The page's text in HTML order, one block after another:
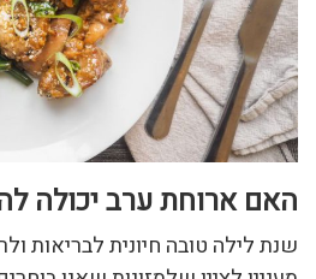
האם ארוחת ערב יכולה
שנת לילה טובה חיונית לבריאות